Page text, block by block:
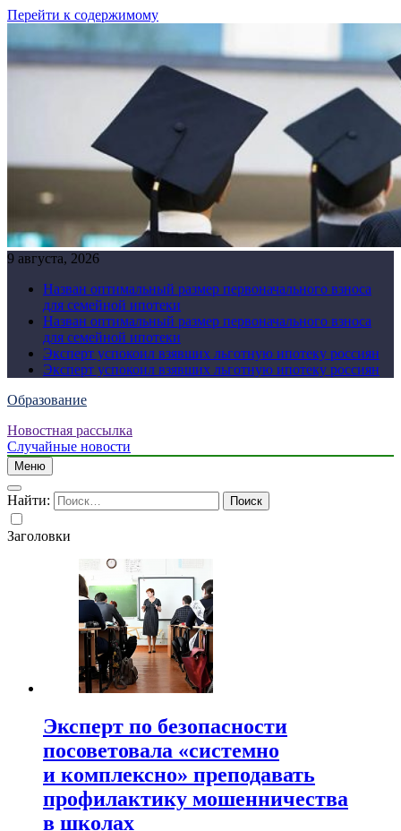
Перейти к содержимому
9 августа, 2026
Назван оптимальный размер первоначального взноса
для семейной ипотеки
Назван оптимальный размер первоначального взноса
для семейной ипотеки
Эксперт успокоил взявших льготную ипотеку россиян
Эксперт успокоил взявших льготную ипотеку россиян
Образование
Новостная рассылка
Случайные новости
Меню
Найти:
Заголовки
Эксперт по безопасности
посоветовала «системно
и комплексно» преподавать
профилактику мошенничества
в школах